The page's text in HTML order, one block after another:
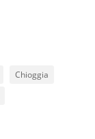
Chioggia